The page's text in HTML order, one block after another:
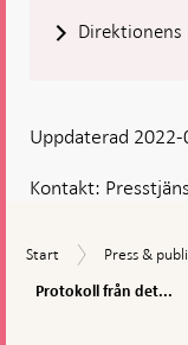
Kontakt:
Uppdaterad
Start
Start
Press
publicerat
Press &
Protokoll från det...